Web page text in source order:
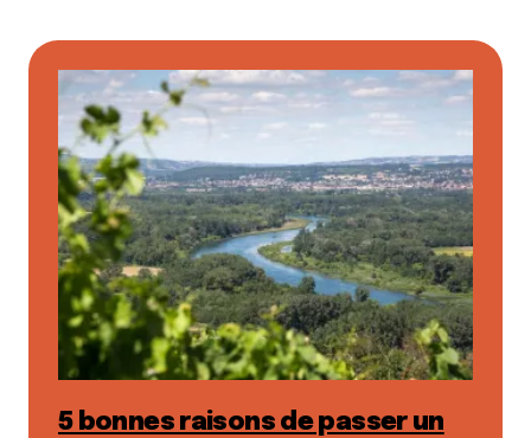
5 bonnes raisons de passer un